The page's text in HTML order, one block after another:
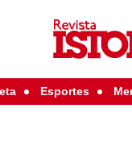
Esportes